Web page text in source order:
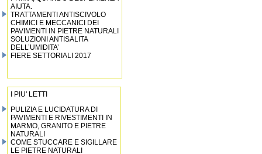
AIUTA.
TRATTAMENTI ANTISCIVOLO
CHIMICI E MECCANICI DEI
PAVIMENTI IN PIETRE NATURALI
SOLUZIONI ANTISALITA
DELL’UMIDITA’
FIERE SETTORIALI 2017
I PIU' LETTI
PULIZIA E LUCIDATURA DI
PAVIMENTI E RIVESTIMENTI IN
MARMO, GRANITO E PIETRE
NATURALI
COME STUCCARE E SIGILLARE
LE PIETRE NATURALI